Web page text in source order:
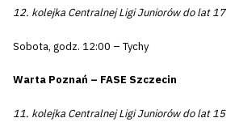
12. kolejka Centralnej Ligi Juniorów do lat 17
Sobota, godz. 12:00 – Tychy
Warta Poznań – FASE Szczecin
11. kolejka Centralnej Ligi Juniorów do lat 15